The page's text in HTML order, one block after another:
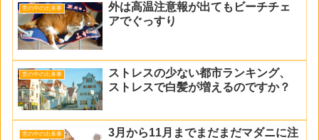
世の中の出来事
外は高温注意報が出てもビーチチェ
アでぐっすり
世の中の出来事
ストレスの少ない都市ランキング、
ストレスで白髪が増えるのですか？
世の中の出来事
3月から11月までまだまだマダニに注